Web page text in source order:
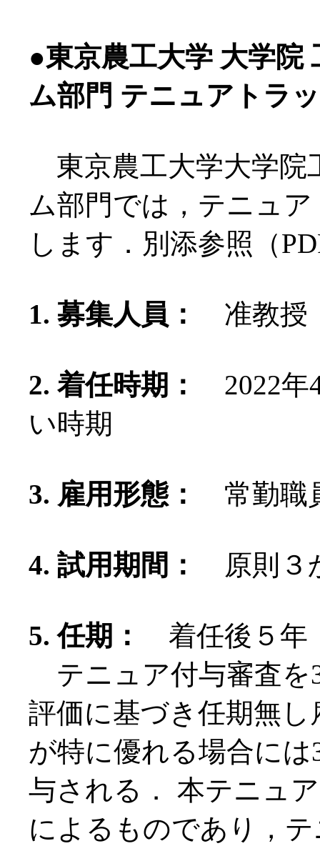
●東京農工大学 大学院
ム部門 テニュアトラ
東京農工大学大学院
ム部門では，テニュ
します．別添参照（
1. 募集人員： 准教
2. 着任時期：
2022年
い時期
3. 雇用形態： 常勤職
4. 試用期間： 原則３
5. 任期：
着任後５年
テニュア付与審査を
評価に基づき任期無
が特に優れる場合に
与される． 本テニュ
によるものであり，